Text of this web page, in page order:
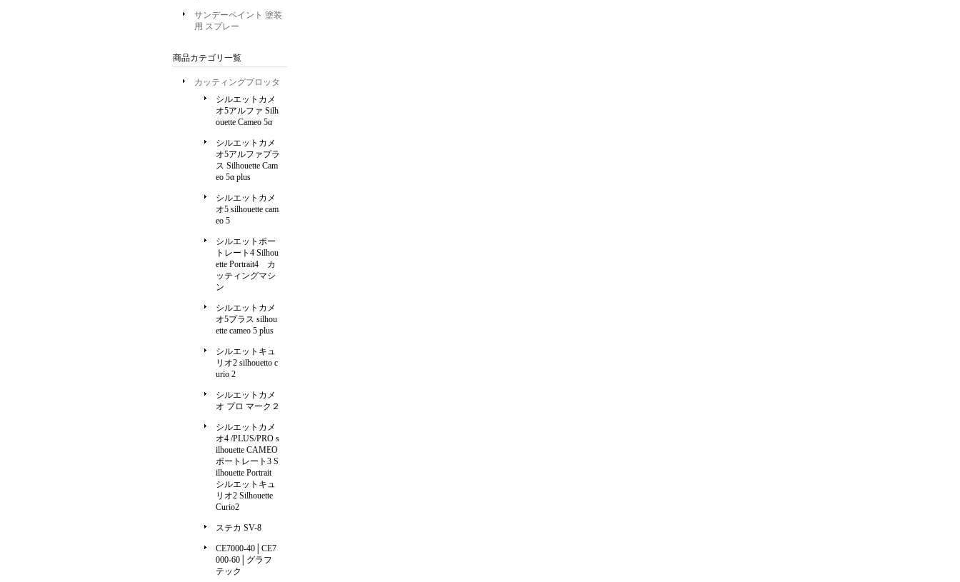
サンデーペイント 塗装
用 スプレー
商品カテゴリ一覧
カッティングプロッタ
シルエットカメ
オ5アルファ Silh
ouette Cameo 5α
シルエットカメ
オ5アルファプラ
ス Silhouette Cam
eo 5α plus
シルエットカメ
オ5 silhouette cam
eo 5
シルエットポー
トレート4 Silhou
ette Portrait4 カ
ッティングマシ
ン
シルエットカメ
オ5プラス silhou
ette cameo 5 plus
シルエットキュ
リオ2 silhouetto c
urio 2
シルエットカメ
オ プロ マーク２
シルエットカメ
オ4 /PLUS/PRO s
ilhouette CAMEO
ポートレート3 S
ilhouette Portrait
シルエットキュ
リオ2 Silhouette
Curio2
ステカ SV-8
CE7000-40│CE7
000-60│グラフ
テック